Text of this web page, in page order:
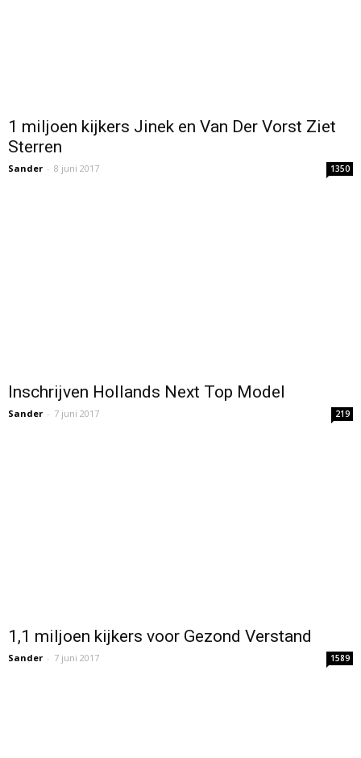
1 miljoen kijkers Jinek en Van Der Vorst Ziet
Sterren
Sander - 8 juni 2017 1350
Inschrijven Hollands Next Top Model
Sander - 7 juni 2017 219
1,1 miljoen kijkers voor Gezond Verstand
Sander - 7 juni 2017 1589